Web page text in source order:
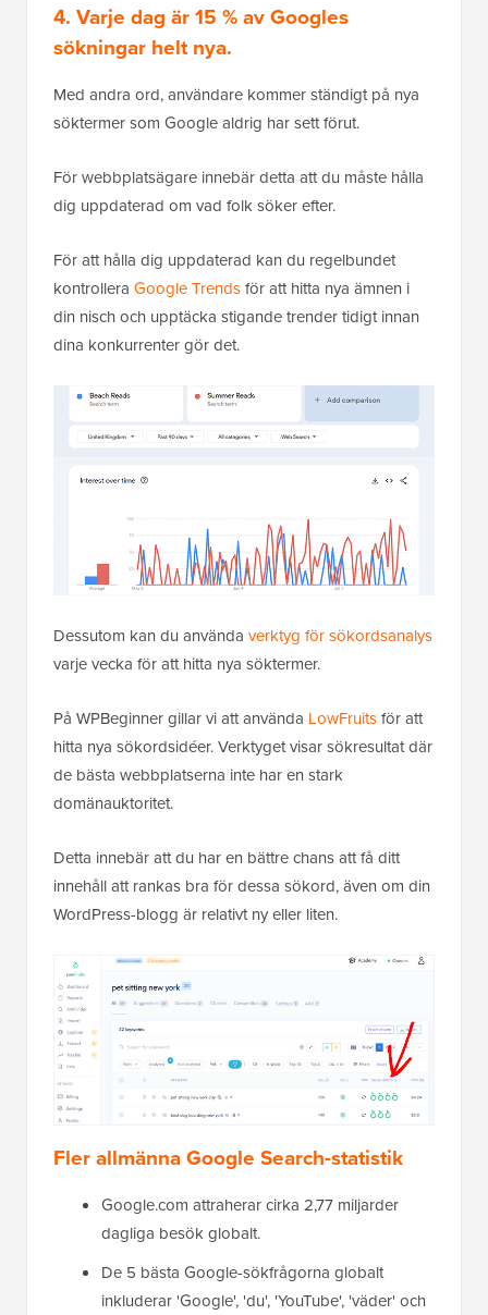
4. Varje dag är 15 % av Googles
sökningar helt nya.
Med andra ord, användare kommer ständigt på nya
söktermer som Google aldrig har sett förut.
För webbplatsägare innebär detta att du måste hålla
dig uppdaterad om vad folk söker efter.
För att hålla dig uppdaterad kan du regelbundet
kontrollera Google Trendsför att hitta nya ämnen i
din nisch och upptäcka stigande trender tidigt innan
dina konkurrenter gör det.
Dessutom kan du använda verktyg för sökordsanalys
varje vecka för att hitta nya söktermer.
På WPBeginner gillar vi att använda LowFruitsför att
hitta nya sökordsidéer. Verktyget visar sökresultat där
de bästa webbplatserna inte har en stark
domänauktoritet.
Detta innebär att du har en bättre chans att få ditt
innehåll att rankas bra för dessa sökord, även om din
WordPress-blogg är relativt ny eller liten.
Fler allmänna Google Search-statistik
Google.com attraherar cirka 2,77 miljarder
dagliga besök globalt.
De 5 bästa Google-sökfrågorna globalt
inkluderar 'Google', 'du', 'YouTube', 'väder' och